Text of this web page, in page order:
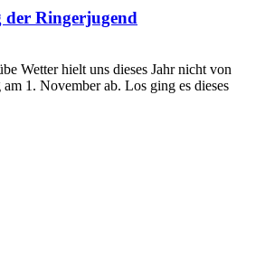
Ringerjugend
Wetter hielt uns dieses Jahr nicht von
1. November ab. Los ging es dieses